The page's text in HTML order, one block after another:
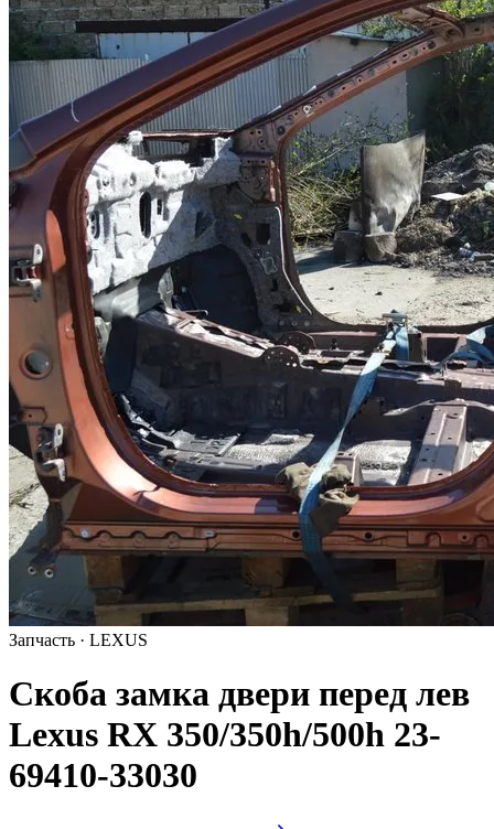
Запчасть · LEXUS
Скоба замка двери перед лев
Lexus RX 350/350h/500h 23-
69410-33030